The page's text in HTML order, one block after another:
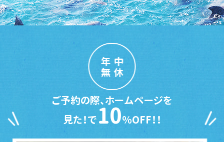
年中
無休
ご予約の際、ホームページを
見た！で10％OFF！！